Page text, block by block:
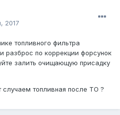
2017
топливного фильтра
разброс по коррекции форсунок
залить очищающую присадку
топливная после ТО ?